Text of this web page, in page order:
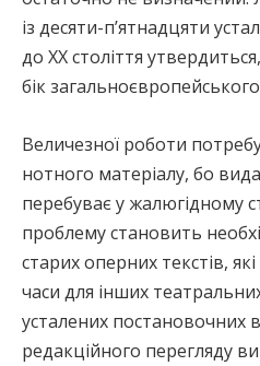
із десяти-п’ятнадцяти
до ХХ століття
бік
Величезної роботи
нотного матеріалу, бо
перебуває у жалюгідному
проблему становить
старих оперних текстів,
часи для інших
усталених постановочних
редакційного перегляду